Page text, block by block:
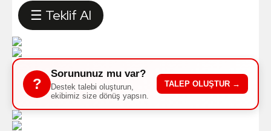
☰ Teklif Al
?
Sorununuz mu var?
Destek talebi oluşturun,
ekibimiz size dönüş yapsın.
TALEP OLUŞTUR →